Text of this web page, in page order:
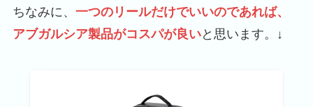
ちなみに、 一つのリールだけでいいのであれば、
アブガルシア製品がコスパが良いと思います。↓